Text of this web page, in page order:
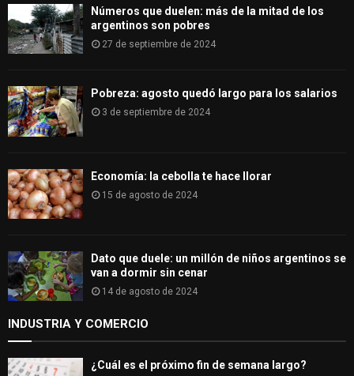
H
Números que duelen: más de la mitad de los
argentinos son pobres
27 de septiembre de 2024
Pobreza: agosto quedó largo para los salarios
3 de septiembre de 2024
Economía: la cebolla te hace llorar
15 de agosto de 2024
Dato que duele: un millón de niños argentinos se
van a dormir sin cenar
14 de agosto de 2024
INDUSTRIA Y COMERCIO
¿Cuál es el próximo fin de semana largo?